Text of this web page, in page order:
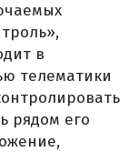
в
телематики
рядом его